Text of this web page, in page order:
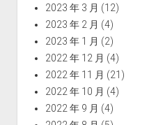
2023 年 3 月 (12)
2023 年 2 月 (4)
2023 年 1 月 (2)
2022 年 12 月 (4)
2022 年 11 月 (21)
2022 年 10 月 (4)
2022 年 9 月 (4)